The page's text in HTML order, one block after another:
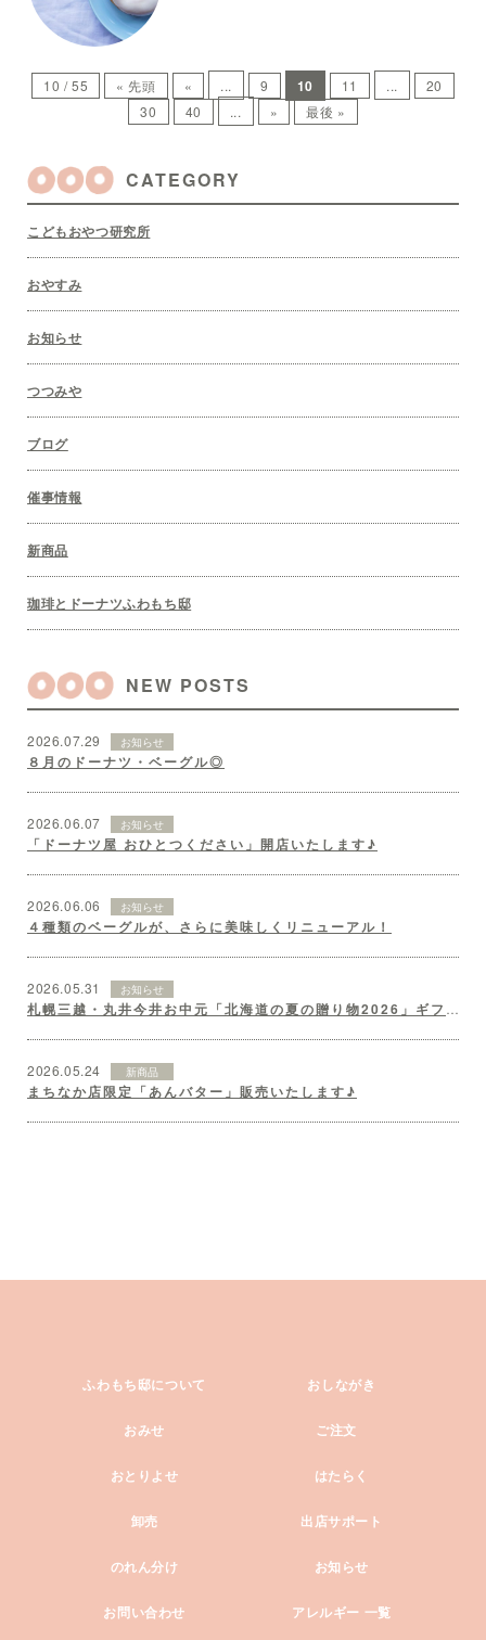
10 / 55 « 先頭 « ... 9 10 11 ...
20
30
40 ... » 最後 »
CATEGORY
こどもおやつ研究所
おやすみ
お知らせ
つつみや
ブログ
催事情報
新商品
珈琲とドーナツふわもち邸
NEW POSTS
2026.07.29 お知らせ
８月のドーナツ・ベーグル◎
2026.06.07 お知らせ
「ドーナツ屋 おひとつください」開店いたします♪
2026.06.06 お知らせ
４種類のベーグルが、さらに美味しくリニューアル！
2026.05.31 お知らせ
2026.05.24 新商品
まちなか店限定「あんバター」販売いたします♪
ふわもち邸について おしながき
おみせ ご注文
おとりよせ はたらく
卸売 出店サポート
のれん分け お知らせ
お問い合わせ アレルギー 一覧